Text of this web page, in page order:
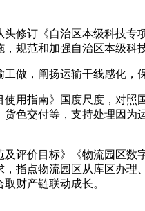
订《自治区本级科技专
规范和加强自治区本级科
，阐扬运输干线感化，
指南》国度尺度，对照
色交付等，支持处理因
价目标》《物流园区数
指点物流园区从库区办
财产链联动成长。